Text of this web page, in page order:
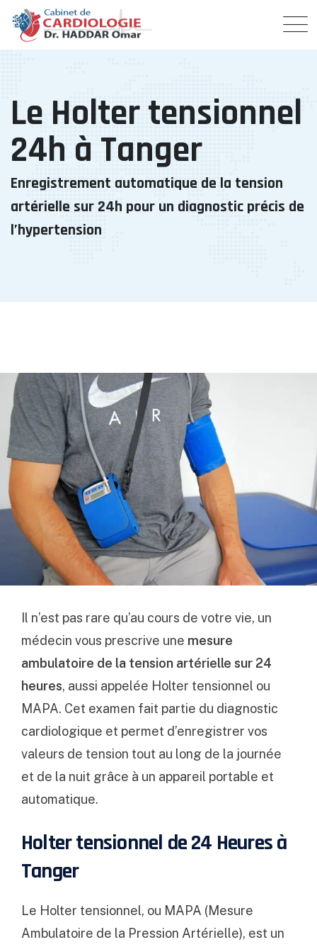
Le Holter tensionnel
24h à Tanger
Enregistrement automatique de la tension
artérielle sur 24h pour un diagnostic précis de
l’hypertension
Il n’est pas rare qu’au cours de votre vie, un
médecin vous prescrive une mesure
ambulatoire de la tension artérielle sur 24
heures, aussi appelée Holter tensionnel ou
MAPA. Cet examen fait partie du diagnostic
cardiologique et permet d’enregistrer vos
valeurs de tension tout au long de la journée
et de la nuit grâce à un appareil portable et
automatique.
Holter tensionnel de 24 Heures à
Tanger
Le Holter tensionnel, ou MAPA (Mesure
Ambulatoire de la Pression Artérielle), est un